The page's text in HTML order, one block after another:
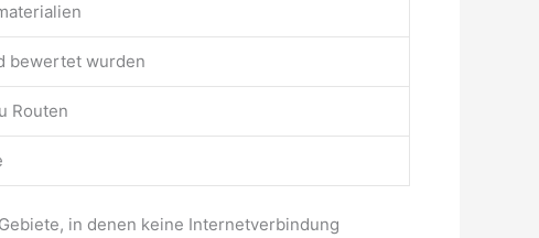
bewertet wurden
Routen
in denen keine Internetverbindung